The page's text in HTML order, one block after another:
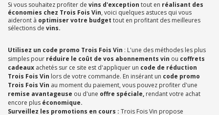
Si vous souhaitez profiter de vins d'exception tout en réalisant des
économies chez Trois Fois Vin, voici quelques astuces qui vous
aideront à optimiser votre budget tout en profitant des meilleures
sélections de vins.
Utilisez un code promo Trois Fois Vin : L'une des méthodes les plus
simples pour réduire le coût de vos abonnements vin ou coffrets
cadeaux achetés sur ce site est d'appliquer un code de réduction
Trois Fois Vin lors de votre commande. En insérant un code promo
Trois Fois Vin au moment du paiement, vous pouvez profiter d'une
remise avantageuse ou d'une offre spéciale, rendant votre achat
encore plus économique.
Surveillez les promotions en cours : Trois Fois Vin propose